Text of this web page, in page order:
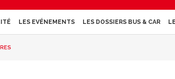
LES EVÉNEMENTS LES DOSSIERS BUS & CAR